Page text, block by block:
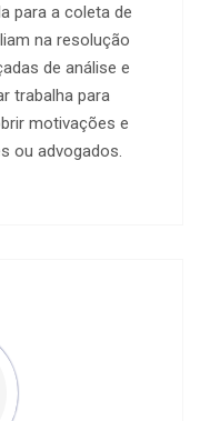
para a coleta de
na resolução
de análise e
trabalha para
motivações e
ou advogados.